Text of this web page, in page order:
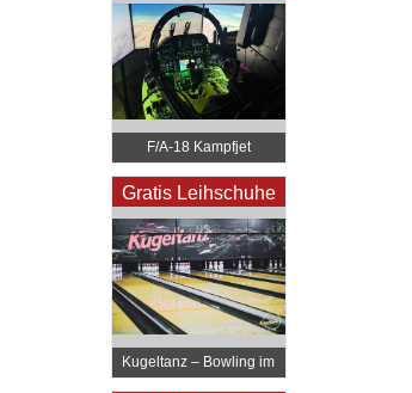
F/A-18 Kampfjet
Simulator Wien
Gratis Leihschuhe
Kugeltanz – Bowling im
Prater